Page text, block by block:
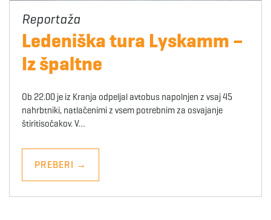
Ledeniška tura Lyskamm –
Iz špaltne
Ob 22.00 je iz Kranja odpeljal avtobus napolnjen z vsaj 45
nahrbtniki, natlačenimi z vsem potrebnim za osvajanje
štiritisočakov. V…
PREBERI →